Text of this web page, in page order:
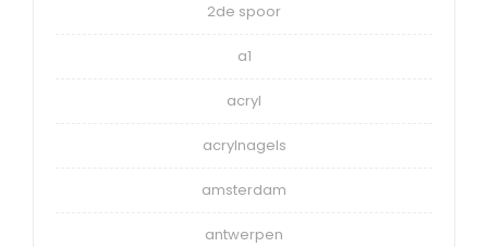
2de spoor
a1
acryl
acrylnagels
amsterdam
antwerpen